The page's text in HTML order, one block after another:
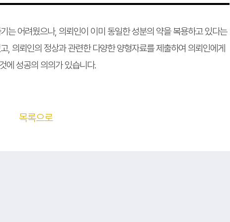
는 어려웠으나, 의뢰인이 이미 동일한 성분의 약을 복용하고 있다는
, 의뢰인의 정상과 관련한 다양한 양형자료를 제출하여 의뢰인에게
에 성공의 의의가 있습니다.
목록으로